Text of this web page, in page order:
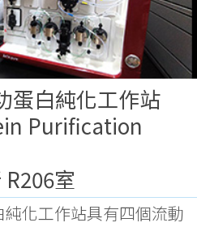
蛋白純化工作站
Purification
R206室
化工作站具有四個流動